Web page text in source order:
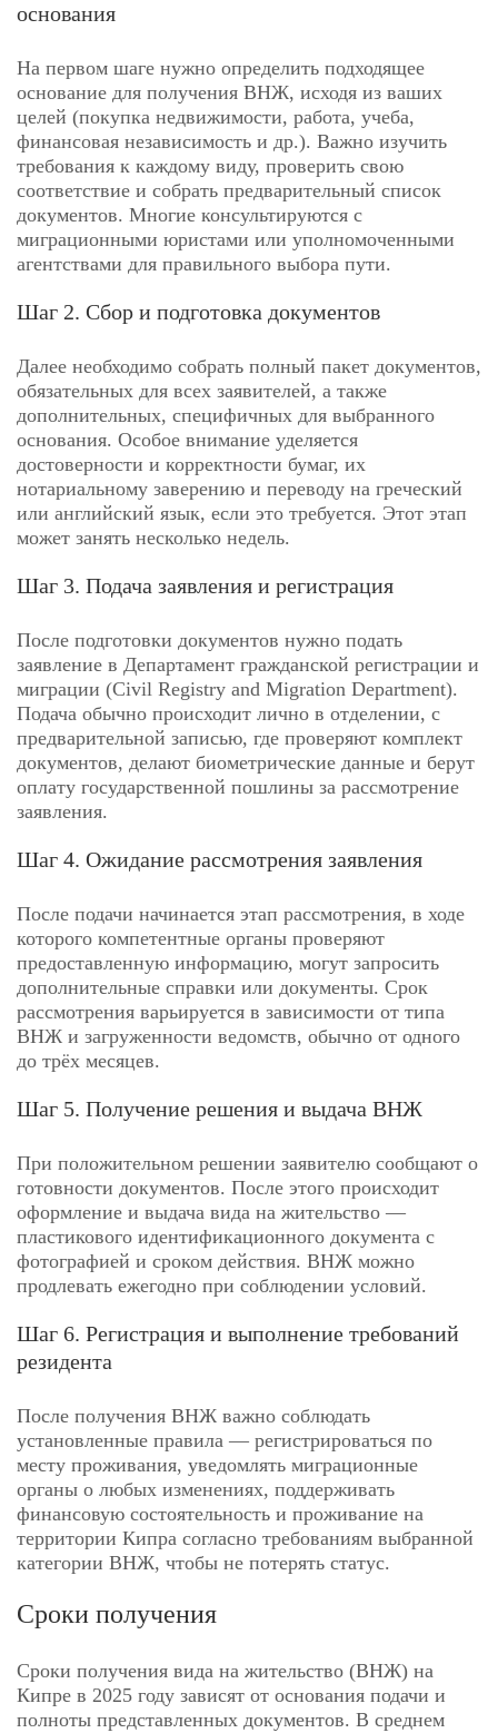
основания
На первом шаге нужно определить подходящее
основание для получения ВНЖ, исходя из ваших
целей (покупка недвижимости, работа, учеба,
финансовая независимость и др.). Важно изучить
требования к каждому виду, проверить свою
соответствие и собрать предварительный список
документов. Многие консультируются с
миграционными юристами или уполномоченными
агентствами для правильного выбора пути.
Шаг 2. Сбор и подготовка документов
Далее необходимо собрать полный пакет документов,
обязательных для всех заявителей, а также
дополнительных, специфичных для выбранного
основания. Особое внимание уделяется
достоверности и корректности бумаг, их
нотариальному заверению и переводу на греческий
или английский язык, если это требуется. Этот этап
может занять несколько недель.
Шаг 3. Подача заявления и регистрация
После подготовки документов нужно подать
заявление в Департамент гражданской регистрации и
миграции (Civil Registry and Migration Department).
Подача обычно происходит лично в отделении, с
предварительной записью, где проверяют комплект
документов, делают биометрические данные и берут
оплату государственной пошлины за рассмотрение
заявления.
Шаг 4. Ожидание рассмотрения заявления
После подачи начинается этап рассмотрения, в ходе
которого компетентные органы проверяют
предоставленную информацию, могут запросить
дополнительные справки или документы. Срок
рассмотрения варьируется в зависимости от типа
ВНЖ и загруженности ведомств, обычно от одного
до трёх месяцев.
Шаг 5. Получение решения и выдача ВНЖ
При положительном решении заявителю сообщают о
готовности документов. После этого происходит
оформление и выдача вида на жительство —
пластикового идентификационного документа с
фотографией и сроком действия. ВНЖ можно
продлевать ежегодно при соблюдении условий.
Шаг 6. Регистрация и выполнение требований
резидента
После получения ВНЖ важно соблюдать
установленные правила — регистрироваться по
месту проживания, уведомлять миграционные
органы о любых изменениях, поддерживать
финансовую состоятельность и проживание на
территории Кипра согласно требованиям выбранной
категории ВНЖ, чтобы не потерять статус.
Сроки получения
Сроки получения вида на жительство (ВНЖ) на
Кипре в 2025 году зависят от основания подачи и
полноты представленных документов. В среднем